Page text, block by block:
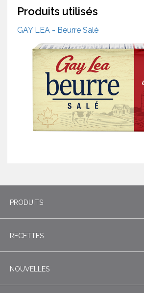
Produits utilisés
GAY LEA - Beurre Salé
PRODUITS
EXPLORE PRODUITS
RECETTES
EXPLORE RECETTES
NOUVELLES